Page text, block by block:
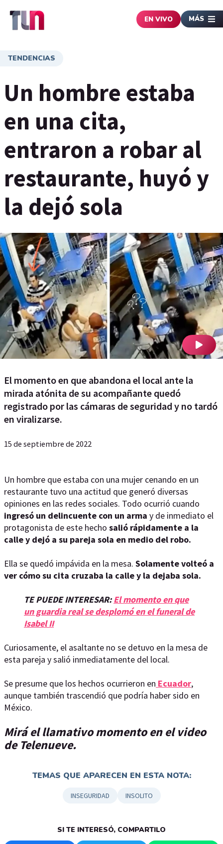
EN VIVO MÁS
TENDENCIAS
Un hombre estaba
en una cita,
entraron a robar al
restaurante, huyó y
la dejó sola
El momento en que abandona el local ante la
mirada atónita de su acompañante quedó
registrado por las cámaras de seguridad y no tardó
en viralizarse.
15 de septiembre de 2022
Un hombre que estaba con una mujer cenando en un
restaurante tuvo una actitud que generó diversas
opiniones en las redes sociales. Todo ocurrió cuando
ingresó un delincuente con un arma y de inmediato el
protagonista de este hecho salió rápidamente a la
calle y dejó a su pareja sola en medio del robo.
Ella se quedó impávida en la mesa. Solamente volteó a
ver cómo su cita cruzaba la calle y la dejaba sola.
TE PUEDE INTERESAR:El momento en que
un guardia real se desplomó en el funeral de
Isabel II
Curiosamente, el asaltante no se detuvo en la mesa de
esta pareja y salió inmediatamente del local.
Se presume que los hechos ocurrieron en Ecuador,
aunque también trascendió que podría haber sido en
México.
Mirá el llamativo momento en el video
de Telenueve.
TEMAS QUE APARECEN EN ESTA NOTA:
INSEGURIDAD INSOLITO
SI TE INTERESÓ, COMPARTILO